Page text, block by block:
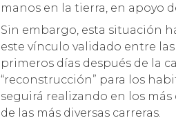
manos en la tierra, en apoyo
Sin embargo, esta situación
este vínculo validado entre
primeros días después de la
“reconstrucción” para los
seguirá realizando en los
de las más diversas carreras.